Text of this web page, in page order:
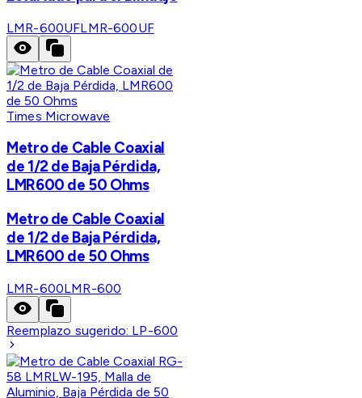
LMR-600UFLMR-600UF
Times Microwave
Metro de Cable Coaxial
de 1/2 de Baja Pérdida,
LMR600 de 50 Ohms
Metro de Cable Coaxial
de 1/2 de Baja Pérdida,
LMR600 de 50 Ohms
LMR-600LMR-600
Reemplazo sugerido: LP-600